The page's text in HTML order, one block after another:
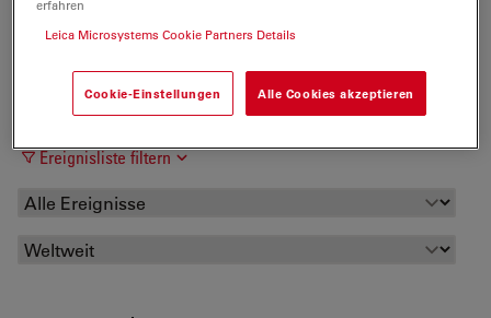
Ereignisliste filtern
erfahren
Leica Microsystems Cookie Partners Details
Cookie-Einstellungen Alle Cookies akzeptieren